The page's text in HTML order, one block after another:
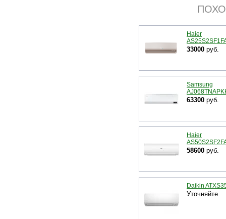
Haier
33000 руб.
Samsung
63300 руб.
Haier
58600 руб.
Daikin
Уточняйте